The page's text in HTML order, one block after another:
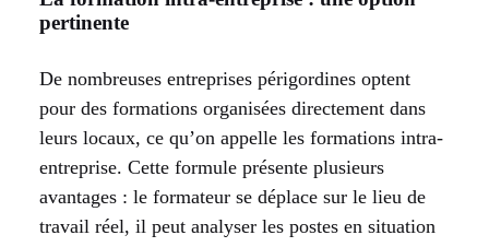
pertinente
De nombreuses entreprises périgordines optent
pour des formations organisées directement dans
leurs locaux, ce qu’on appelle les formations intra-
entreprise. Cette formule présente plusieurs
avantages : le formateur se déplace sur le lieu de
travail réel, il peut analyser les postes en situation